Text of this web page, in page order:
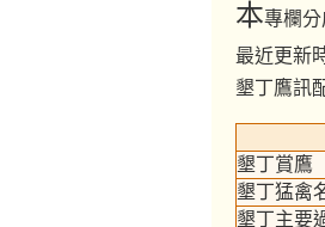
本專欄分
最近更新
墾丁鷹訊
墾丁賞鷹
墾丁猛禽
墾丁主要